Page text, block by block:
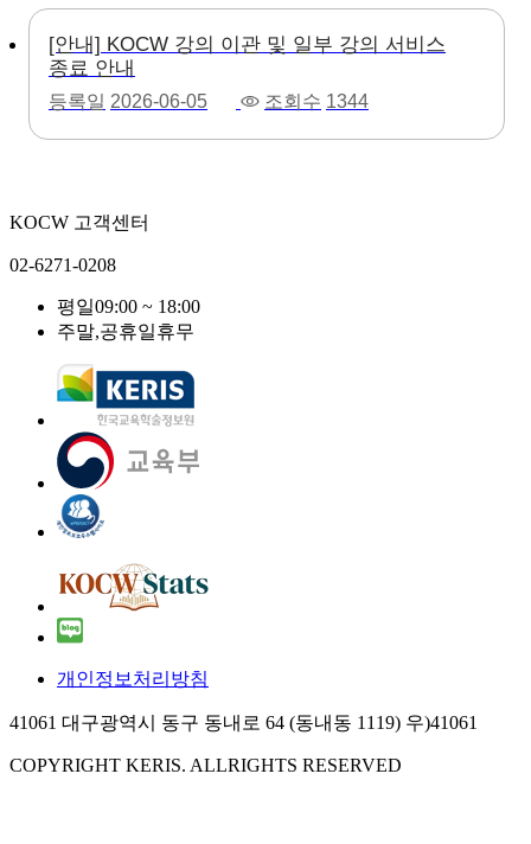
[안내] KOCW 강의 이관 및 일부 강의 서비스
종료 안내
등록일 2026-06-05 조회수 1344
KOCW 고객센터
02-6271-0208
평일09:00 ~ 18:00
주말,공휴일휴무
개인정보처리방침
41061 대구광역시 동구 동내로 64 (동내동 1119) 우)41061
COPYRIGHT KERIS. ALLRIGHTS RESERVED